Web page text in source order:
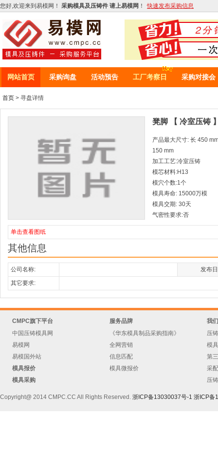
您好,欢迎来到易模网！ 采购模具及压铸件 请上易模网 ！ 快速发布采购信息
网站首页 采购询盘 活动预告 工厂考察日 采购对接会
首页 > 寻盘详情
凳脚 【 冷室压铸
产品最大尺寸: 长 450
150 mm
加工工艺:冷室压铸
模芯材料:H13
模穴个数:1个
模具寿命: 15000万模
模具交期: 30天
气密性要求:否
单击查看图纸
其他信息
公司名称:
发布
其它要求:
CMPC旗下平台
中国压铸模具网
易模网
易模国外站
模具报价
模具采购
服务品牌
《华东模具制品采购指南》
全网营销
信息匹配
模具微报价
我
压
模
第
采
压
Copyright@ 2014 CMPC.CC All Rights Reserved. 浙ICP备13030037号-1 浙ICP备